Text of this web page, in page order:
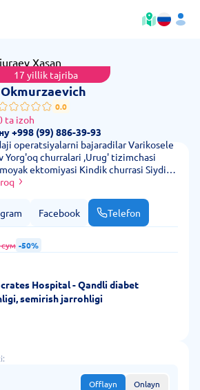
17 yillik tajriba
0.0
ta izoh
+998 (99) 886-39-93
operatsiyalarni bajaradilar Varikosele
Yorg'oq churralari ,Urug' tizimchasi
ektomiyasi Kindik churrasi Siydik
Nefroektomiya
Kriptorxizm
Facebook Telefon
-50%
Hospital - Qandli diabet
semirish jarrohligi
Offlayn Onlayn